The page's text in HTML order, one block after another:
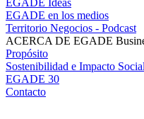
EGADE en los medios
Territorio Negocios - Podcast
ACERCA DE EGADE
Propósito
Sostenibilidad e Impacto Social
EGADE 30
Contacto